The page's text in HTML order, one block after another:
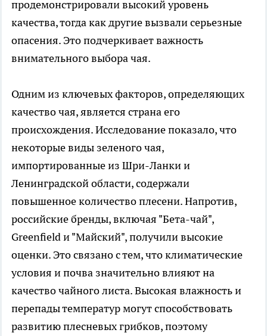
продемонстрировали высокий уровень
качества, тогда как другие вызвали серьезные
опасения. Это подчеркивает важность
внимательного выбора чая.
Одним из ключевых факторов, определяющих
качество чая, является страна его
происхождения. Исследование показало, что
некоторые виды зеленого чая,
импортированные из Шри-Ланки и
Ленинградской области, содержали
повышенное количество плесени. Напротив,
российские бренды, включая "Бета-чай",
Greenfield и "Майский", получили высокие
оценки. Это связано с тем, что климатические
условия и почва значительно влияют на
качество чайного листа. Высокая влажность и
перепады температур могут способствовать
развитию плесневых грибков, поэтому